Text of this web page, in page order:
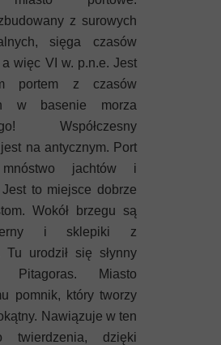
Rodos
Thasos
Lanzarote
z surowych
sięga czasów
a więc VI w. p.n.e. Jest
portem z czasów
w basenie morza
Współczesny
na antycznym. Port
mnóstwo jachtów i
Jest to miejsce dobrze
Wokół brzegu są
i sklepiki z
Tu urodził się słynny
Pitagoras. Miasto
pomnik, który tworzy
Nawiązuje w ten
twierdzenia, dzięki